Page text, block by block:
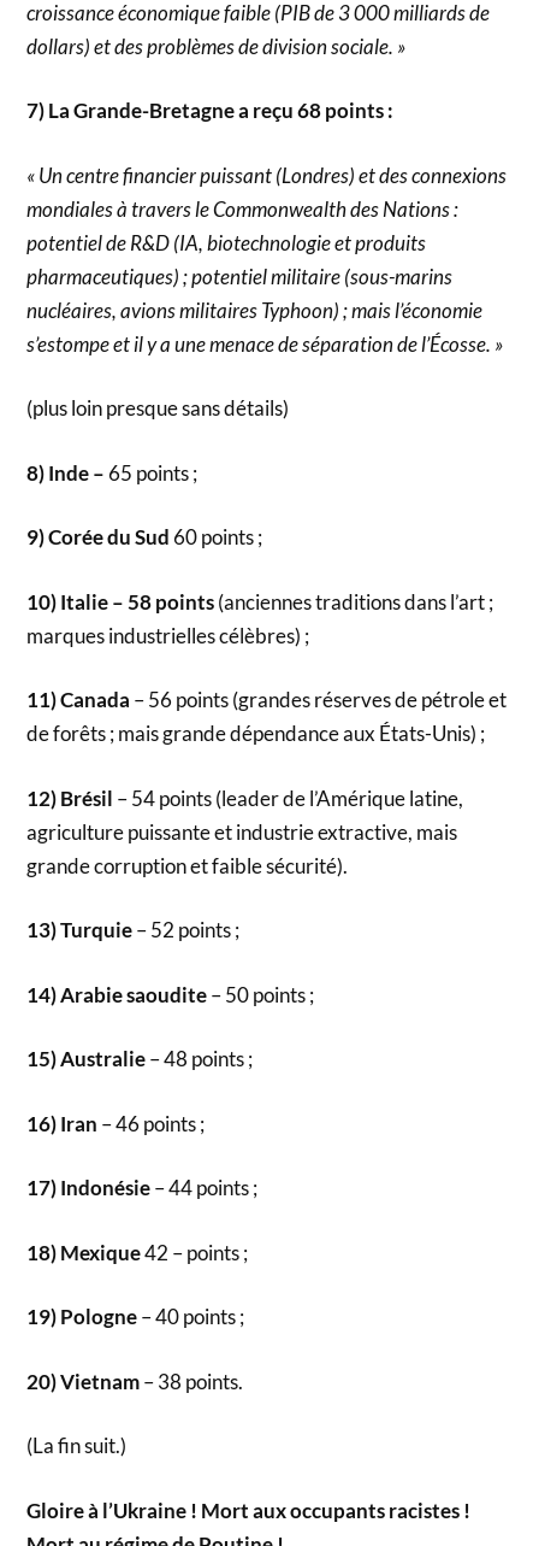
croissance économique faible (PIB de 3 000 milliards de
dollars) et des problèmes de division sociale. »
7) La Grande-Bretagne a reçu 68 points :
« Un centre financier puissant (Londres) et des connexions
mondiales à travers le Commonwealth des Nations :
potentiel de R&D (IA, biotechnologie et produits
pharmaceutiques) ; potentiel militaire (sous-marins
nucléaires, avions militaires Typhoon) ; mais l’économie
s’estompe et il y a une menace de séparation de l’Écosse. »
(plus loin presque sans détails)
8) Inde – 65 points ;
9) Corée du Sud 60 points ;
10) Italie – 58 points(anciennes traditions dans l’art ;
marques industrielles célèbres) ;
11) Canada – 56 points (grandes réserves de pétrole et
de forêts ; mais grande dépendance aux États-Unis) ;
12) Brésil – 54 points (leader de l’Amérique latine,
agriculture puissante et industrie extractive, mais
grande corruption et faible sécurité).
13) Turquie– 52 points ;
14) Arabie saoudite– 50 points ;
15) Australie– 48 points ;
16) Iran – 46 points ;
17) Indonésie– 44 points ;
18) Mexique42 – points ;
19) Pologne– 40 points ;
20) Vietnam– 38 points.
(La fin suit.)
Gloire à l’Ukraine ! Mort aux occupants racistes !